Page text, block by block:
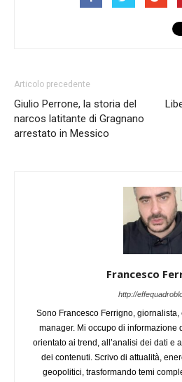
Articolo precedente
Giulio Perrone, la storia del
narcos latitante di Gragnano
arrestato in Messico
Francesco
http://
Sono Francesco Ferrigno,
manager. Mi occupo di informazione
orientato ai trend, all’analisi dei dati e
dei contenuti. Scrivo di attualità,
geopolitici, trasformando temi